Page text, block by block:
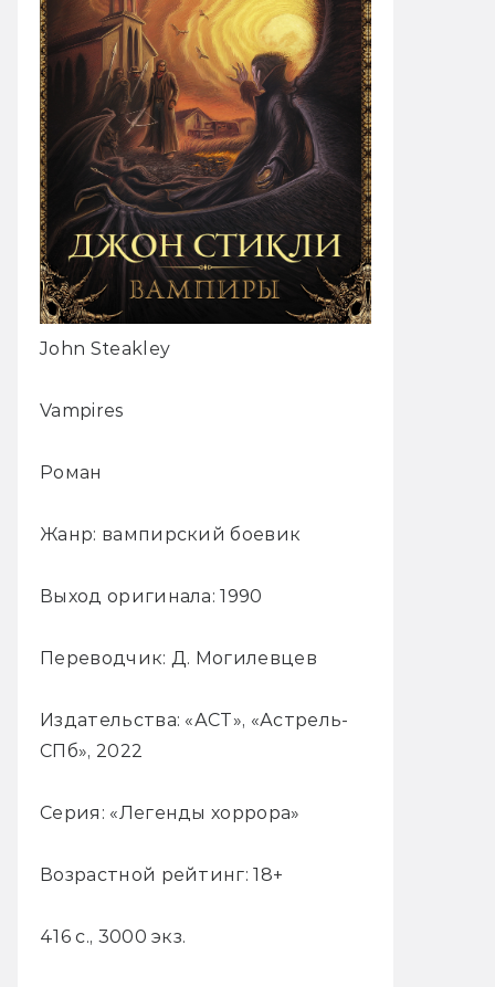
John Steakley
Vampires
Роман
Жанр: вампирский боевик
Выход оригинала: 1990
Переводчик: Д. Могилевцев
Издательства: «АСТ», «Астрель-
СПб», 2022
Серия: «Легенды хоррора»
Возрастной рейтинг: 18+
416 с., 3000 экз.